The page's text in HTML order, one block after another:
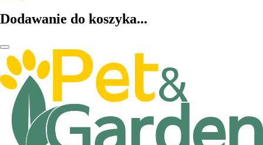
Dodawanie do koszyka...